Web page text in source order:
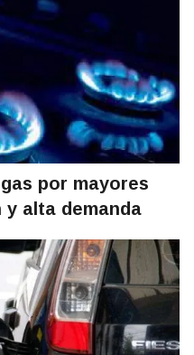
por mayores
alta demanda